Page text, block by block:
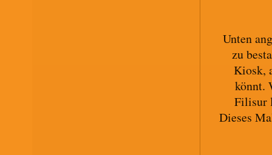
Unten
zu
Kiosk,
könnt.
Filisur
Dieses